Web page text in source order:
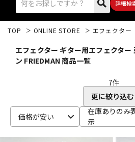
詳細検
ベース
TOP ONLINE STORE エフェクター
エフェクター ギター用エフェクター
ン FRIEDMAN 商品一覧
7件
更に絞り込む
価格が安い
在庫ありのみ
示